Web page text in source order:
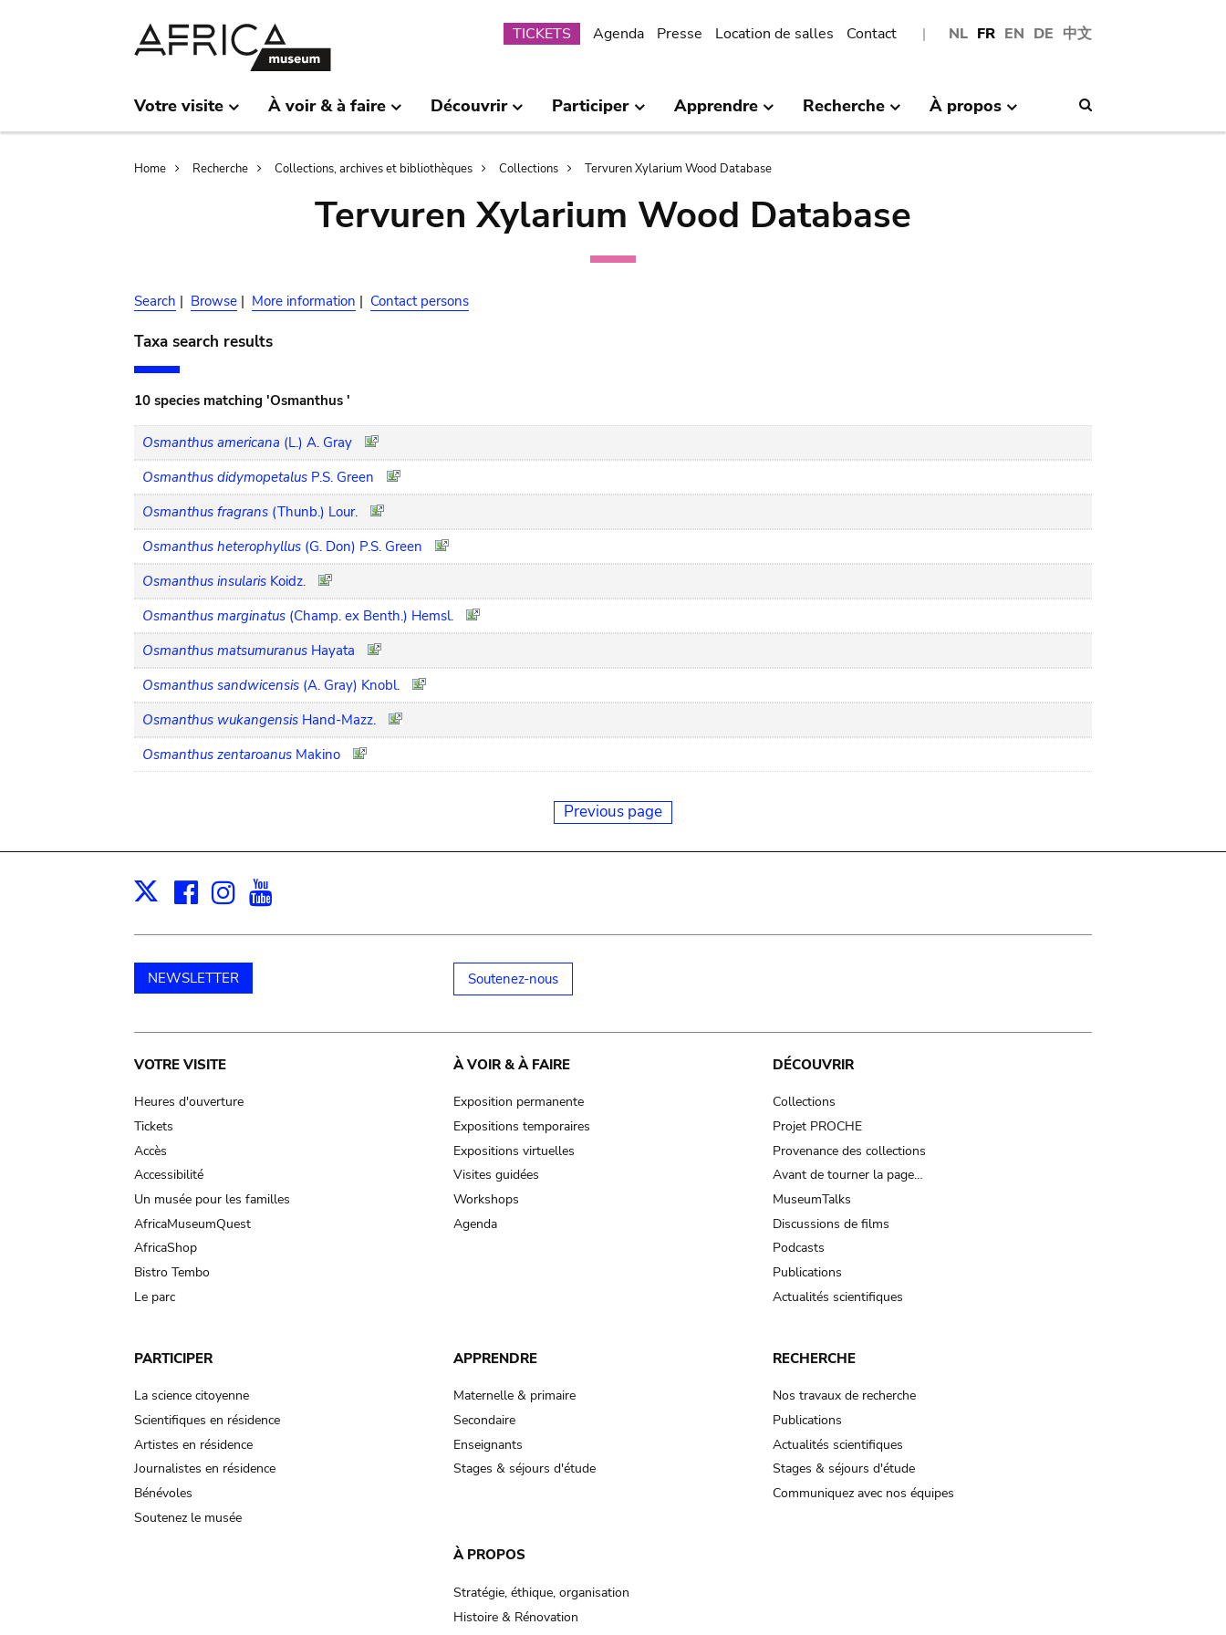
NL FR EN DE 中文
Submenu
TICKETS Agenda Presse Location de salles Contact
Votre visite À voir & à faire Découvrir Participer Apprendre Recherche À propos
Breadcrumb
Home Recherche Collections, archives et bibliothèques Collections Tervuren Xylarium Wood Database
Tervuren Xylarium Wood Database
Search | Browse | More information | Contact persons
Taxa search results
10 species matching 'Osmanthus '
Osmanthus americana (L.) A. Gray
Osmanthus didymopetalus P.S. Green
Osmanthus fragrans (Thunb.) Lour.
Osmanthus heterophyllus (G. Don) P.S. Green
Osmanthus insularis Koidz.
Osmanthus marginatus (Champ. ex Benth.) Hemsl.
Osmanthus matsumuranus Hayata
Osmanthus sandwicensis (A. Gray) Knobl.
Osmanthus wukangensis Hand-Mazz.
Osmanthus zentaroanus Makino
Previous page
X Facebook
Instagram
NEWSLETTER Soutenez-nous
Main
navigation
VOTRE VISITE
Heures d'ouverture
Tickets
Accès
Accessibilité
Un musée pour les familles
AfricaMuseumQuest
AfricaShop
Bistro Tembo
Le parc
À VOIR & À FAIRE
Exposition permanente
Expositions temporaires
Expositions virtuelles
Visites guidées
Workshops
Agenda
DÉCOUVRIR
Collections
Projet PROCHE
Provenance des collections
Avant de tourner la page…
MuseumTalks
Discussions de films
Podcasts
Publications
Actualités scientifiques
PARTICIPER
La science citoyenne
Scientifiques en résidence
Artistes en résidence
Journalistes en résidence
Bénévoles
Soutenez le musée
APPRENDRE
Maternelle & primaire
Secondaire
Enseignants
Stages & séjours d'étude
RECHERCHE
Nos travaux de recherche
Publications
Actualités scientifiques
Stages & séjours d'étude
Communiquez avec nos équipes
À PROPOS
Stratégie, éthique, organisation
Histoire & Rénovation